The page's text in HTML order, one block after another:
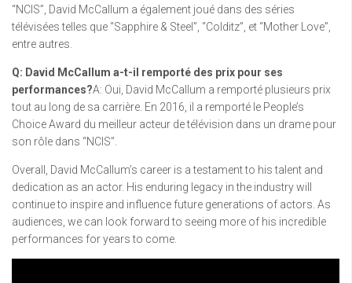
“NCIS”, David McCallum a également joué dans des séries
télévisées telles que “Sapphire & Steel”, “Colditz”, et “Mother Love”,
entre autres.
Q: David McCallum a-t-il remporté des prix pour ses
performances?A: Oui, David McCallum a remporté plusieurs prix
tout au long de sa carrière. En 2016, il a remporté le People’s
Choice Award du meilleur acteur de télévision dans un drame pour
son rôle dans “NCIS”.
Overall, David McCallum’s career is a testament to his talent and
dedication as an actor. His enduring legacy in the industry will
continue to inspire and influence future generations of actors. As
audiences, we can look forward to seeing more of his incredible
performances for years to come.